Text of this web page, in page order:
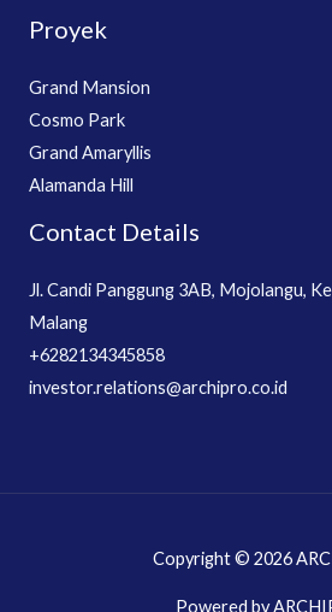
Proyek
Grand Mansion
Cosmo Park
Grand Amaryllis
Alamanda Hill
Contact Details
Jl. Candi Panggung 3AB, Mojolangu,
Malang
+6282134345858
investor.relations@archipro.co.id
Copyright © 2026
Powered by